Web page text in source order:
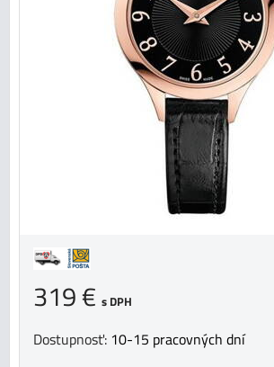
319 € s DPH
Dostupnosť: 10-15 pracovných dní